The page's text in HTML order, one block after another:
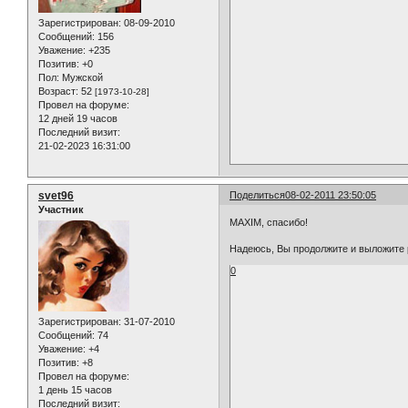
Зарегистрирован: 08-09-2010
Сообщений: 156
Уважение: +235
Позитив: +0
Пол: Мужской
Возраст: 52 [1973-10-28]
Провел на форуме:
12 дней 19 часов
Последний визит:
21-02-2023 16:31:00
Поделиться08-02-2011 23:50:05
svet96
Участник
Зарегистрирован: 31-07-2010
Сообщений: 74
Уважение: +4
Позитив: +8
Провел на форуме:
1 день 15 часов
Последний визит:
MAXIM, спасибо!
Надеюсь, Вы продолжите и выложите
0